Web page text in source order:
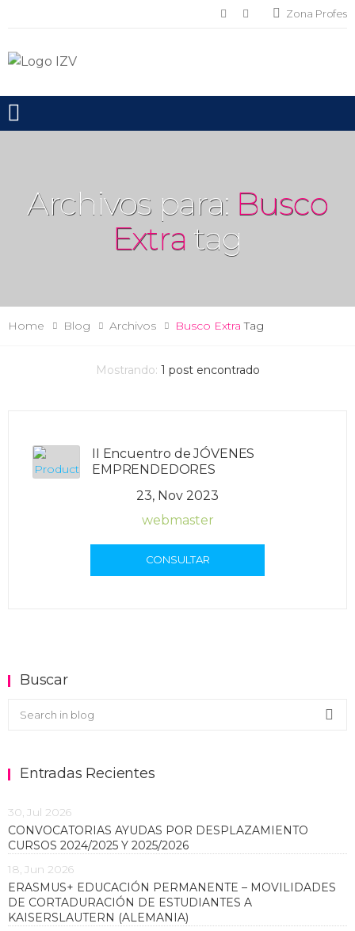
Zona Profes
Toggle mobile menu
Archivos para: Busco
Extra tag
Home Blog Archivos Busco Extra Tag
Mostrando: 1 post encontrado
II Encuentro de JÓVENES
EMPRENDEDORES
23, Nov 2023
webmaster
CONSULTAR
Buscar
Buscar en el blog
Entradas Recientes
30, Jul 2026
CONVOCATORIAS AYUDAS POR DESPLAZAMIENTO
CURSOS 2024/2025 Y 2025/2026
18, Jun 2026
ERASMUS+ EDUCACIÓN PERMANENTE – MOVILIDADES
DE CORTADURACIÓN DE ESTUDIANTES A
KAISERSLAUTERN (ALEMANIA)